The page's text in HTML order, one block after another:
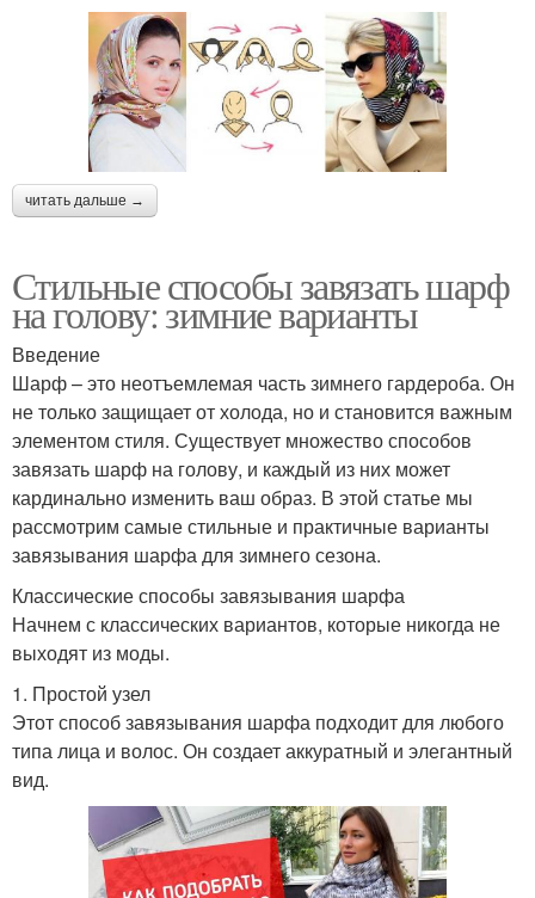
читать дальше →
Стильные способы завязать шарф
на голову: зимние варианты
Введение
Шарф – это неотъемлемая часть зимнего гардероба. Он
не только защищает от холода, но и становится важным
элементом стиля. Существует множество способов
завязать шарф на голову, и каждый из них может
кардинально изменить ваш образ. В этой статье мы
рассмотрим самые стильные и практичные варианты
завязывания шарфа для зимнего сезона.
Классические способы завязывания шарфа
Начнем с классических вариантов, которые никогда не
выходят из моды.
1. Простой узел
Этот способ завязывания шарфа подходит для любого
типа лица и волос. Он создает аккуратный и элегантный
вид.